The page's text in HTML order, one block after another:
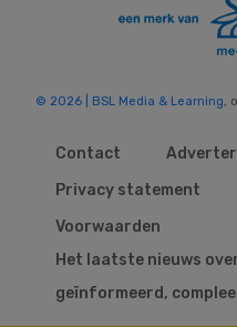
© 2026 | BSL Media & Learning ,
Contact
Privacy statement
Voorwaarden
Het laatste nieuws
geïnformeerd,